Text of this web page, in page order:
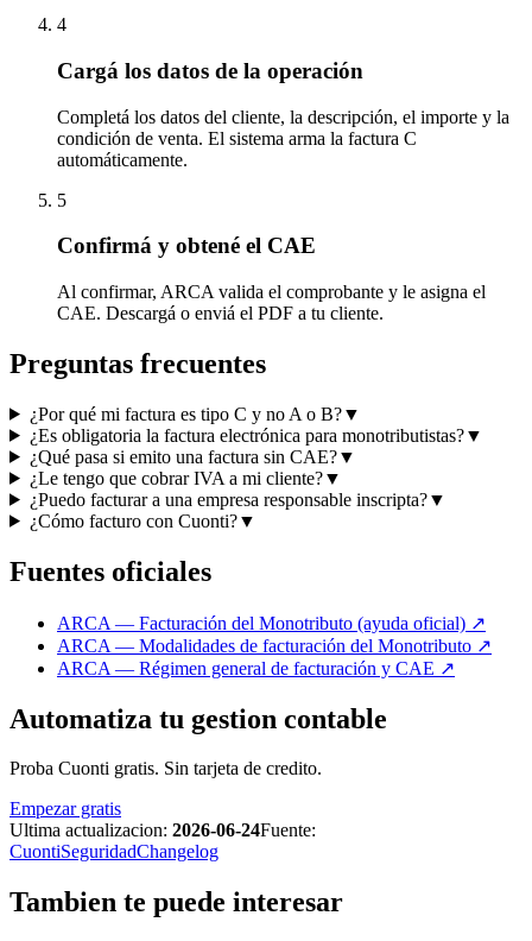
4
Cargá los datos de la operación
Completá los datos del cliente, la descripción, el importe y la
condición de venta. El sistema arma la factura C
automáticamente.
5
Confirmá y obtené el CAE
Al confirmar, ARCA valida el comprobante y le asigna el
CAE. Descargá o enviá el PDF a tu cliente.
Preguntas frecuentes
¿Por qué mi factura es tipo C y no A o B?▼
¿Es obligatoria la factura electrónica para monotributistas?▼
¿Qué pasa si emito una factura sin CAE?▼
¿Le tengo que cobrar IVA a mi cliente?▼
¿Puedo facturar a una empresa responsable inscripta?▼
¿Cómo facturo con Cuonti?▼
Fuentes oficiales
ARCA — Facturación del Monotributo (ayuda oficial) ↗
ARCA — Modalidades de facturación del Monotributo ↗
ARCA — Régimen general de facturación y CAE ↗
Automatiza tu gestion contable
Proba Cuonti gratis. Sin tarjeta de credito.
Empezar gratis
Ultima actualizacion: 2026-06-24Fuente:
CuontiSeguridadChangelog
Tambien te puede interesar